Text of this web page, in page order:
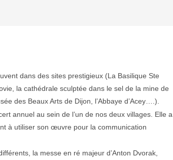
dans des sites prestigieux (La Basilique Ste
la cathédrale sculptée dans le sel de la mine de
des Beaux Arts de Dijon, l’Abbaye d’Acey….).
annuel au sein de l’un de nos deux villages. Elle a
à utiliser son œuvre pour la communication
la messe en ré majeur d’Anton Dvorak,